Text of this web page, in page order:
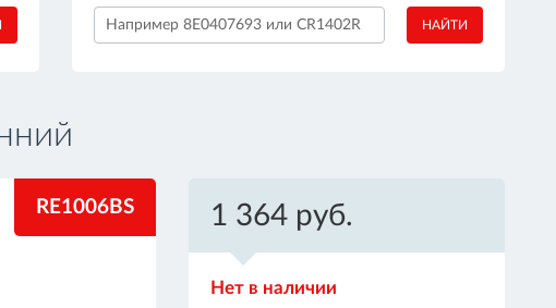
НАЙТИ
RE1006BS 1 364 руб.
Нет в наличии